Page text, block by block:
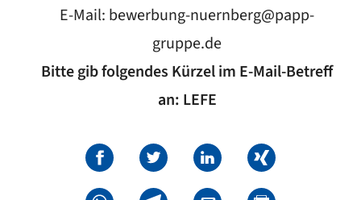
E-Mail: bewerbung-nuernberg@papp-
gruppe.de
Bitte gib folgendes Kürzel im E-Mail-Betreff
an: LEFE